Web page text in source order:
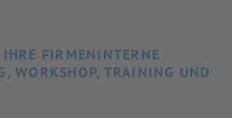
IHRE FIRMENINTERNE
WORKSHOP, TRAINING UND